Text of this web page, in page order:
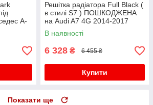
A-
року
Решітка радіатора Full Black (
в стилі S7 ) ПОШКОДЖЕНА
на Audi A7 4G 2014-2017
року
В наявності
6 328 ₴ 6 455 ₴
Купити
Показати ще